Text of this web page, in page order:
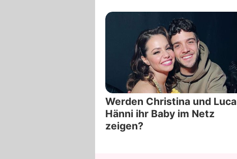
Werden Christina und Luca
Hänni ihr Baby im Netz
zeigen?